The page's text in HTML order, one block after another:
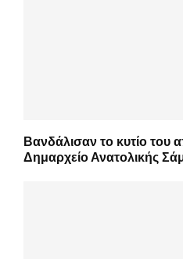
Βανδάλισαν το κυτίο του
Δημαρχείο Ανατολικής